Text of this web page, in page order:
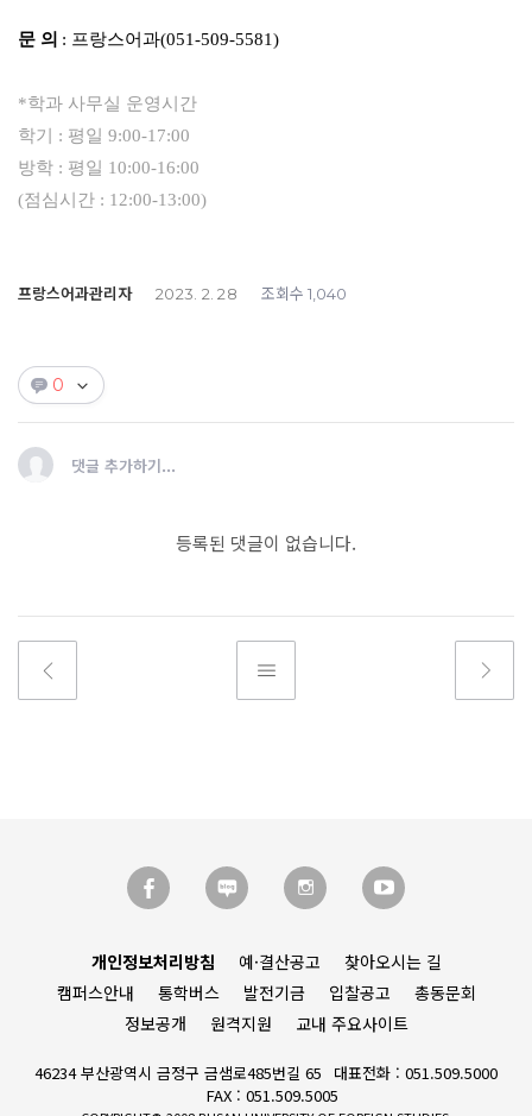
문 의 : 프랑스어과(051-509-5581)
*학과 사무실 운영시간
학기 : 평일 9:00-17:00
방학 : 평일 10:00-16:00
(점심시간 : 12:00-13:00)
프랑스어과관리자 2023. 2. 28 조회수 1,040
0
댓글 추가하기...
등록된 댓글이 없습니다.
개인정보처리방침 예·결산공고
찾아오시는 길
캠퍼스안내
통학버스 발전기금 입찰공고
총동문회
정보공개
원격지원 교내 주요사이트
46234 부산광역시 금정구 금샘로485번길 65
대표전화 : 051.509.5000
FAX : 051.509.5005